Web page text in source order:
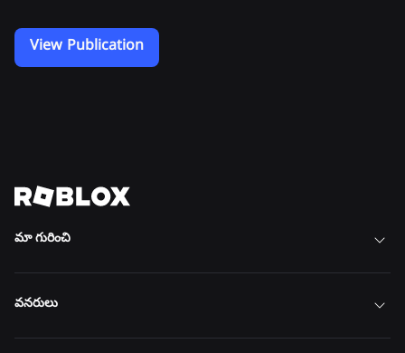
View Publication
అన్ని ఉద్యోగాలను చూడండి
మా గురించి
వనరులు